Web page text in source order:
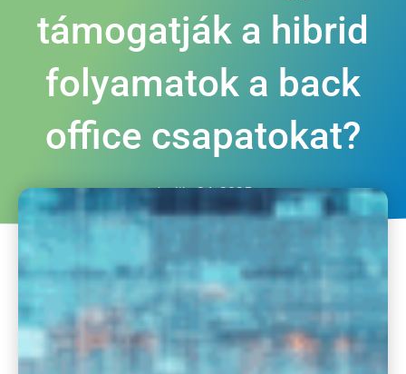
támogatják a hibrid
folyamatok a back
office csapatokat?
április 24, 2025